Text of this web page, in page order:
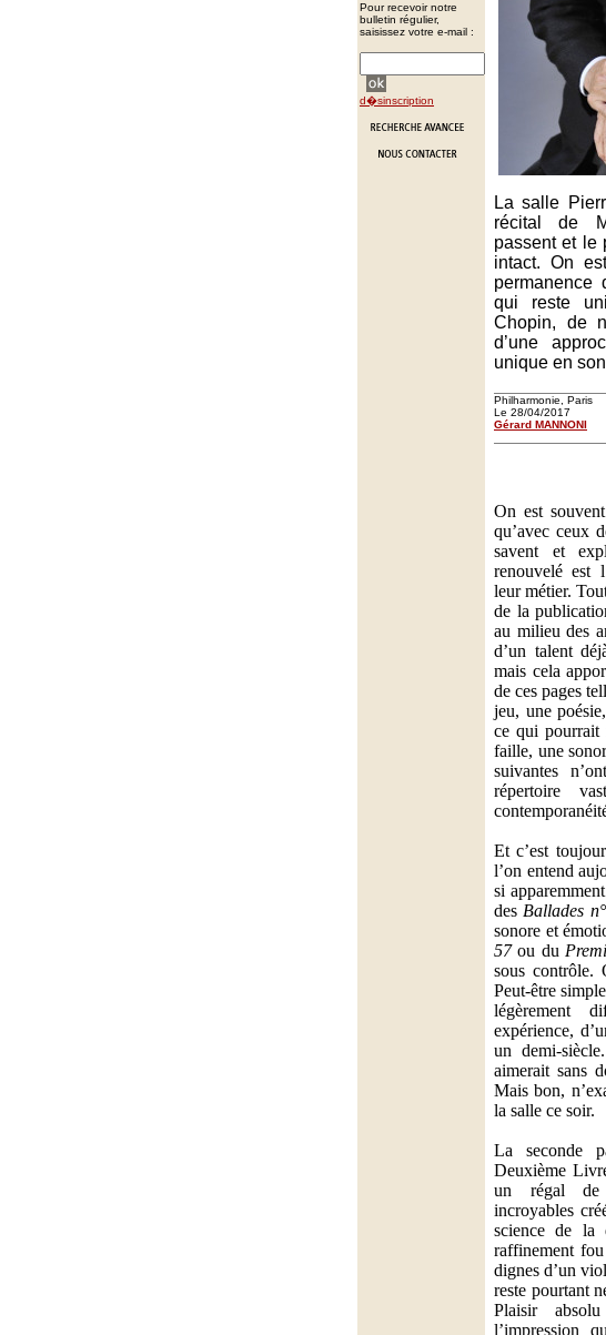
Pour recevoir notre
bulletin régulier,
saisissez votre e-mail :
d�sinscription
La salle
récital de
passent et le
intact. On
permanence
qui reste
Chopin, de
d’une
unique en
Philharmonie, Paris
Le 28/04/2017
Gérard MANNONI
On est
qu’avec ceux
savent et
renouvelé est
leur métier.
de la
au milieu des
d’un talent
mais cela
de ces pages
jeu, une
ce qui pourrait
faille, une
suivantes
répertoire
Et c’est
l’on entend
si
des Ballades
sonore et
57ou du
sous contrôle.
Peut-être
légèrement
expérience,
un demi-
aimerait sans
Mais bon,
la salle ce soir.
La seconde
Deuxième
un régal de
incroyables
science de la
raffinement
dignes d’un
reste pourtant
Plaisir
l’impression